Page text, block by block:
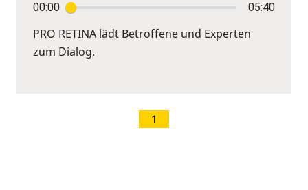
00:00 05:40
PRO RETINA lädt Betroffene und Experten
zum Dialog.
1